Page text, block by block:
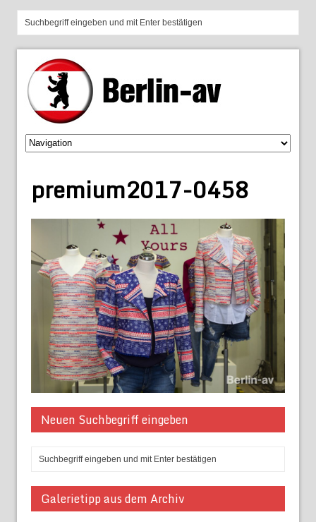
premium2017-0458
Neuen Suchbegriff eingeben
Galerietipp aus dem Archiv